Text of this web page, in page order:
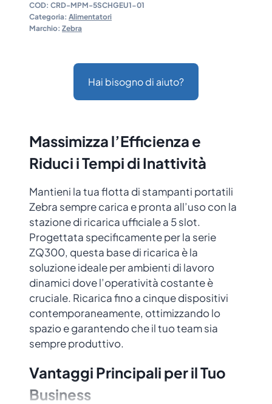
COD: CRD-MPM-5SCHGEU1-01
Categoria: Alimentatori
Marchio: Zebra
Hai bisogno di aiuto?
Massimizza l’Efficienza e
Riduci i Tempi di Inattività
Mantieni la tua flotta di stampanti portatili
Zebra sempre carica e pronta all’uso con la
stazione di ricarica ufficiale a 5 slot.
Progettata specificamente per la serie
ZQ300, questa base di ricarica è la
soluzione ideale per ambienti di lavoro
dinamici dove l’operatività costante è
cruciale. Ricarica fino a cinque dispositivi
contemporaneamente, ottimizzando lo
spazio e garantendo che il tuo team sia
sempre produttivo.
Vantaggi Principali per il Tuo
Business